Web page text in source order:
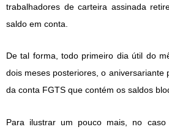
trabalhadores de carteira assinada
saldo em conta.
De tal forma, todo primeiro dia útil do
dois meses posteriores, o aniversariante
da conta FGTS que contém os saldos
Para ilustrar um pouco mais, no